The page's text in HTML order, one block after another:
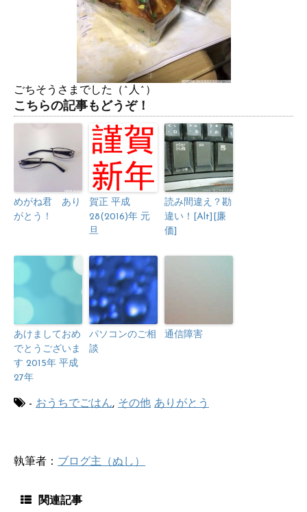
ごちそうさまでした（^人^）
こちらの記事もどうぞ！
めがね君 あり
がとう！
賀正 平成
28(2016)年 元
旦
読み間違え？勘
違い！[Alt][廉
価]
あけましておめ
でとうございま
す 2015年 平成
27年
パソコンのご相
談
通信障害
- おうちでごはん, その他 ありがとう
執筆者： ブログ主（ぬし）
関連記事